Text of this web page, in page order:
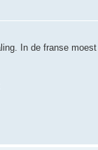
In de franse